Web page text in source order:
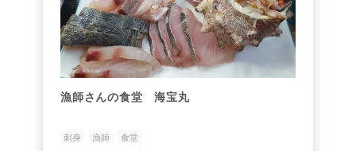
漁師さんの食堂 海宝丸
刺身 漁師 食堂